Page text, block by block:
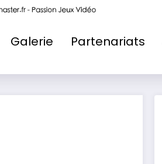
Galerie Partenariats